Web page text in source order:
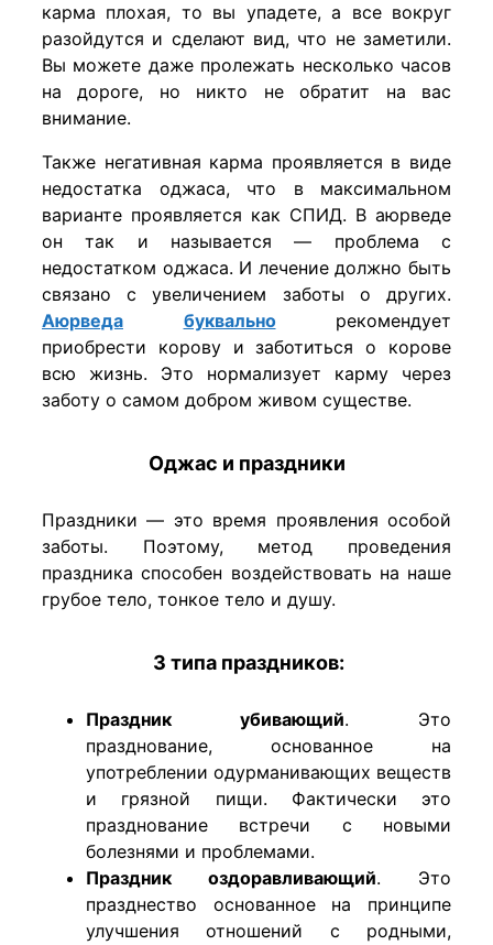
карма плохая, то вы упадете, а все вокруг
разойдутся и сделают вид, что не заметили.
Вы можете даже пролежать несколько часов
на дороге, но никто не обратит на вас
внимание.
Также негативная карма проявляется в виде
недостатка оджаса, что в максимальном
варианте проявляется как СПИД. В аюрведе
он так и называется — проблема с
недостатком оджаса. И лечение должно быть
связано с увеличением заботы о других.
Аюрведа
буквальнорекомендует
приобрести корову и заботиться о корове
всю жизнь. Это нормализует карму через
заботу о самом добром живом существе.
Оджас и праздники
Праздники — это время проявления особой
заботы. Поэтому, метод проведения
праздника способен воздействовать на наше
грубое тело, тонкое тело и душу.
3 типа праздников:
Праздник убивающий. Это
празднование, основанное на
употреблении одурманивающих веществ
и грязной пищи. Фактически это
празднование встречи с новыми
болезнями и проблемами.
Праздник оздоравливающий. Это
празднество основанное на принципе
улучшения отношений с родными,